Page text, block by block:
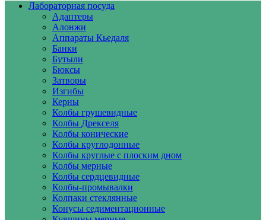
Лабораторная посуда
Адаптеры
Алонжи
Аппараты Кьедаля
Банки
Бутыли
Бюксы
Затворы
Изгибы
Керны
Колбы грушевидные
Колбы Дрекселя
Колбы конические
Колбы круглодонные
Колбы круглые с плоским дном
Колбы мерные
Колбы сердцевидные
Колбы-промывалки
Колпаки стеклянные
Конусы седиментационные